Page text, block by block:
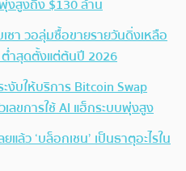
งสูงถึง $130 ล้าน
ซา วอลุ่มซื้อขายรายวันดิ่งเหลือ
ำสุดตั้งแต่ต้นปี 2026
งับให้บริการ Bitcoin Swap
ลขการใช้ AI แฮ็กระบบพุ่งสูง
แล้ว ‘บล็อกเชน’ เป็นธาตุอะไรใน